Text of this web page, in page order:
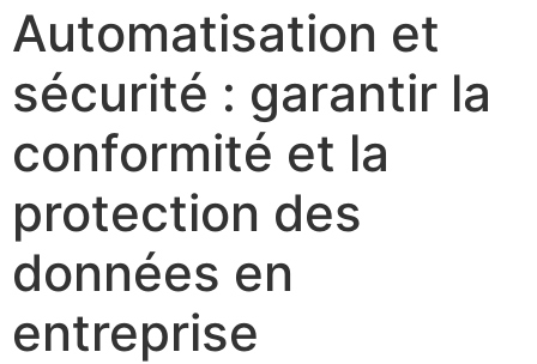
Automatisation et
sécurité : garantir la
conformité et la
protection des
données en
entreprise